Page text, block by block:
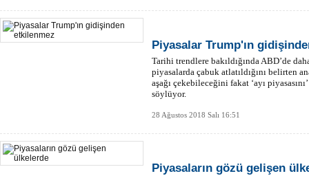
Piyasalar Trump'ın
Tarihi trendlere bakıldığında ABD’de
piyasalarda çabuk atlatıldığını belirten
aşağı çekebileceğini fakat ‘ayı
söylüyor.
28 Ağustos 2018 Salı 16:51
Piyasaların gözü gelişen